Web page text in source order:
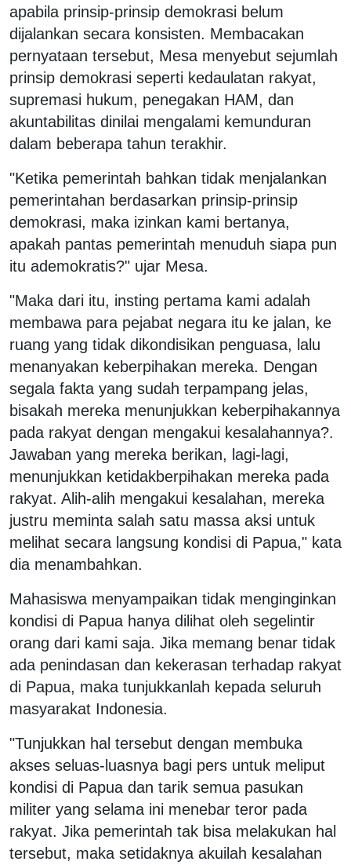
apabila prinsip-prinsip demokrasi belum
dijalankan secara konsisten. Membacakan
pernyataan tersebut, Mesa menyebut sejumlah
prinsip demokrasi seperti kedaulatan rakyat,
supremasi hukum, penegakan HAM, dan
akuntabilitas dinilai mengalami kemunduran
dalam beberapa tahun terakhir.
"Ketika pemerintah bahkan tidak menjalankan
pemerintahan berdasarkan prinsip-prinsip
demokrasi, maka izinkan kami bertanya,
apakah pantas pemerintah menuduh siapa pun
itu ademokratis?" ujar Mesa.
"Maka dari itu, insting pertama kami adalah
membawa para pejabat negara itu ke jalan, ke
ruang yang tidak dikondisikan penguasa, lalu
menanyakan keberpihakan mereka. Dengan
segala fakta yang sudah terpampang jelas,
bisakah mereka menunjukkan keberpihakannya
pada rakyat dengan mengakui kesalahannya?.
Jawaban yang mereka berikan, lagi-lagi,
menunjukkan ketidakberpihakan mereka pada
rakyat. Alih-alih mengakui kesalahan, mereka
justru meminta salah satu massa aksi untuk
melihat secara langsung kondisi di Papua," kata
dia menambahkan.
Mahasiswa menyampaikan tidak menginginkan
kondisi di Papua hanya dilihat oleh segelintir
orang dari kami saja. Jika memang benar tidak
ada penindasan dan kekerasan terhadap rakyat
di Papua, maka tunjukkanlah kepada seluruh
masyarakat Indonesia.
"Tunjukkan hal tersebut dengan membuka
akses seluas-luasnya bagi pers untuk meliput
kondisi di Papua dan tarik semua pasukan
militer yang selama ini menebar teror pada
rakyat. Jika pemerintah tak bisa melakukan hal
tersebut, maka setidaknya akuilah kesalahan